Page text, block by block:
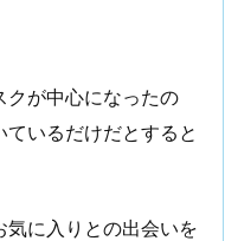
クが中心になったの
いるだけだとすると
に入りとの出会いを